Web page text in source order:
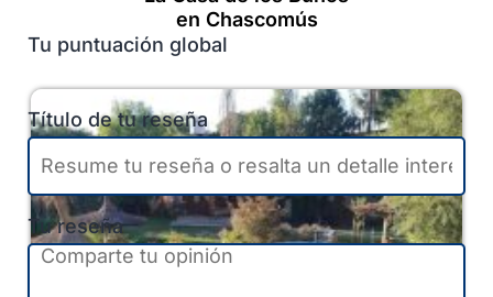
en Chascomús
Tu puntuación global
Título de tu reseña
Tu reseña